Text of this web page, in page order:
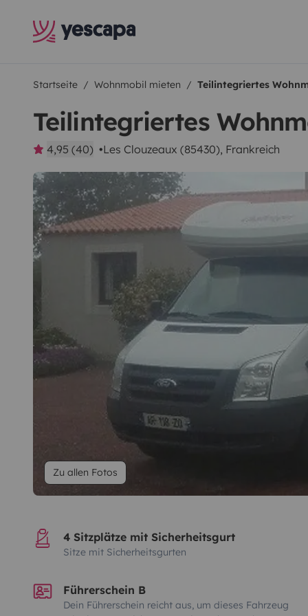
Startseite Wohnmobil mieten Teilintegriertes
Teilintegriertes
4,95 (40) Les Clouzeaux (85430), Frankreich
Zu allen Fotos
4 Sitzplätze mit Sicherheitsgurt
Sitze mit Sicherheitsgurten
Führerschein B
Dein Führerschein reicht aus, um dieses Fahrzeug